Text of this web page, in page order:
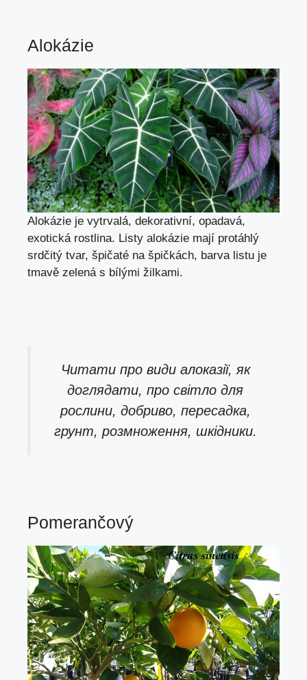
Alokázie
Alokázie je vytrvalá, dekorativní, opadavá,
exotická rostlina. Listy alokázie mají protáhlý
srdčitý tvar, špičaté na špičkách, barva listu je
tmavě zelená s bílými žilkami.
Читати про види алоказії, як
доглядати, про світло для
рослини, добриво, пересадка,
грунт, розмноження, шкідники.
Pomerančový